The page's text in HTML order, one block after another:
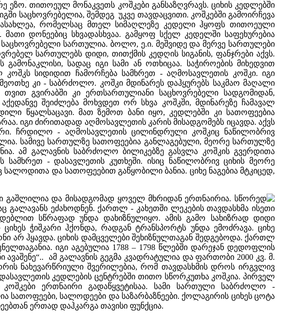
თითოეულ მონაკვეთს კოშკები განსაზღვრავს. ციხის კედლებში
საცხოვრებელია, შემდეგ უკვე თავდაცვითი. კოშკებში გამოირჩევა
რომელსაც მთელ სიმაღლეზე კედელი ჰყოფს თითოეული
დონეებიც სხვადასხვაა. გამყოფ სქელ კედელში საფეხურებია
სართულია. ბოლო, ე.ი. მეშვიდე და მერვე სართულები
სართულებს დიდი, თითქმის კედღის სიგანის, ფანჯრები აქვს.
სადაც იგი სამი ან ოთხიცაა. საჭიროების მიხედვით
კოშკს სიდიდით ჩამორჩება სამხრეთ - აღმოსავლეთის კოშკი. იგი
კი - საბრძოლო. კოშკი მდინარეს დაჰყურებს საკმაო მაღალი
გვირაბში კი ერთსართულიანი საცხოვრებელი სადგომიდან,
შეიძლება მოხვდეთ ორ სხვა კოშკში, მდინარეზე ჩამავალ
წყალსაცავი. მათ ზემოთ ბანი იყო, კედლებში კი სათოფეებია
იგი ძირითადად აღმოსავლეთის კარის მისადგომებს იცავდა. აქვს
ჩრდილო - აღმოსავლეთის ცილინდრული კოშკიც ნაწილობრივ
სამივე სართულზე სათოფეებია განლაგებული, მეორე სართულზე
ამ გალავნის საბრძოლო ბილიკებზე გასვლა კოშკის გვერდითა
სამხრეთ - დასავლეთის კუთხეში. ისიც ნაწილობრივ ციხის მეორე
და სათოფეებით გაწყობილი ბანია. ციხე ნაგებია მტკიცედ,
გაშლილია და მისადგომად ყოველ მხრიდან ერთნაირია. სწორედ
გალავანს ეძახოდნენ. ქართლ - კახეთში ლეკების თავდასხმა ისეთი
სწრაფად უნდა დახიზნულიყო. ამის გამო სახიზრად დიდი
ჭიშკარი ჰქონდა, რადგან ტრანსპორტს უნდა ემოძრავა. ციხე
არ ჰყავდა. ციხის დამცველები შეხიზნულთაგან შედგებოდა. ქართლ
იგი აგებულია 1788 – 1798 წლებში დარეჯან დედოფლის
ამ გალავნის გეგმა კვადრატულია და ფართობი 2000 კვ. მ.
ნახევარწრიული შვერილებია, რომ თავდასხმის დროს ირგვლივ
კედლების ცენტრებში თითო სწორკუთხა კოშკია. პირველ
ერთნაირი გადაწყვეტისაა. სამი სართული საბრძოლო -
სალოდეები და საზარბაზნეები. ქოლაგირის ციხეს ცოტა
ერთად დაჰკარგა თავისი ფუნქცია.